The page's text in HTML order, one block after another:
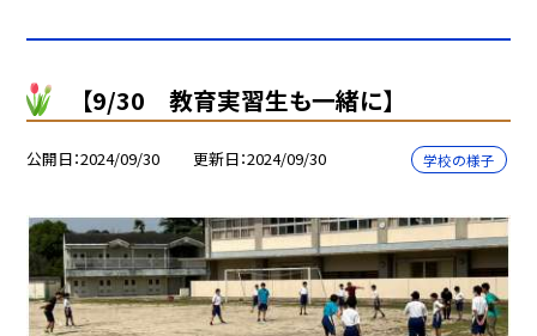
【9/30 教育実習生も一緒に】
公開日 2024/09/30 更新日 2024/09/30 学校の様子